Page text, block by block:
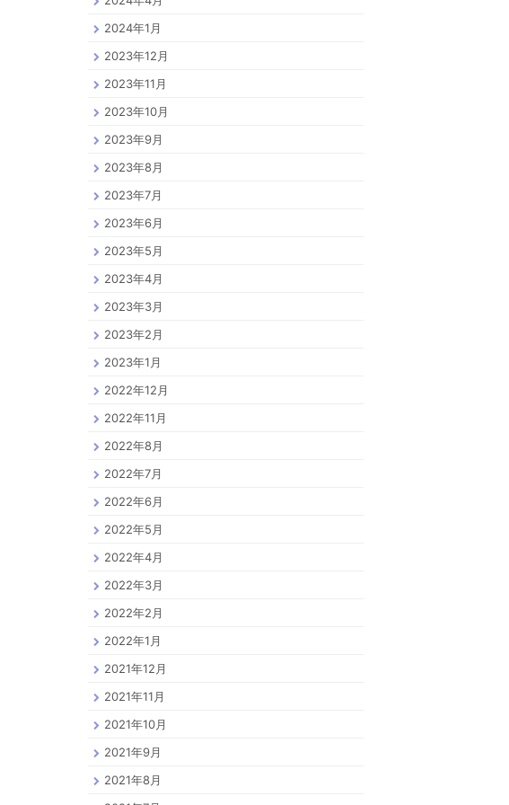
2024年1月
2023年12月
2023年11月
2023年10月
2023年9月
2023年8月
2023年7月
2023年6月
2023年5月
2023年4月
2023年3月
2023年2月
2023年1月
2022年12月
2022年11月
2022年8月
2022年7月
2022年6月
2022年5月
2022年4月
2022年3月
2022年2月
2022年1月
2021年12月
2021年11月
2021年10月
2021年9月
2021年8月